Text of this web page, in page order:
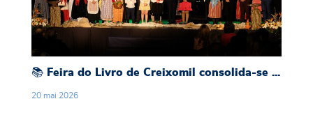
📚 Feira do Livro de Creixomil consolida-se ...
20 mai 2026